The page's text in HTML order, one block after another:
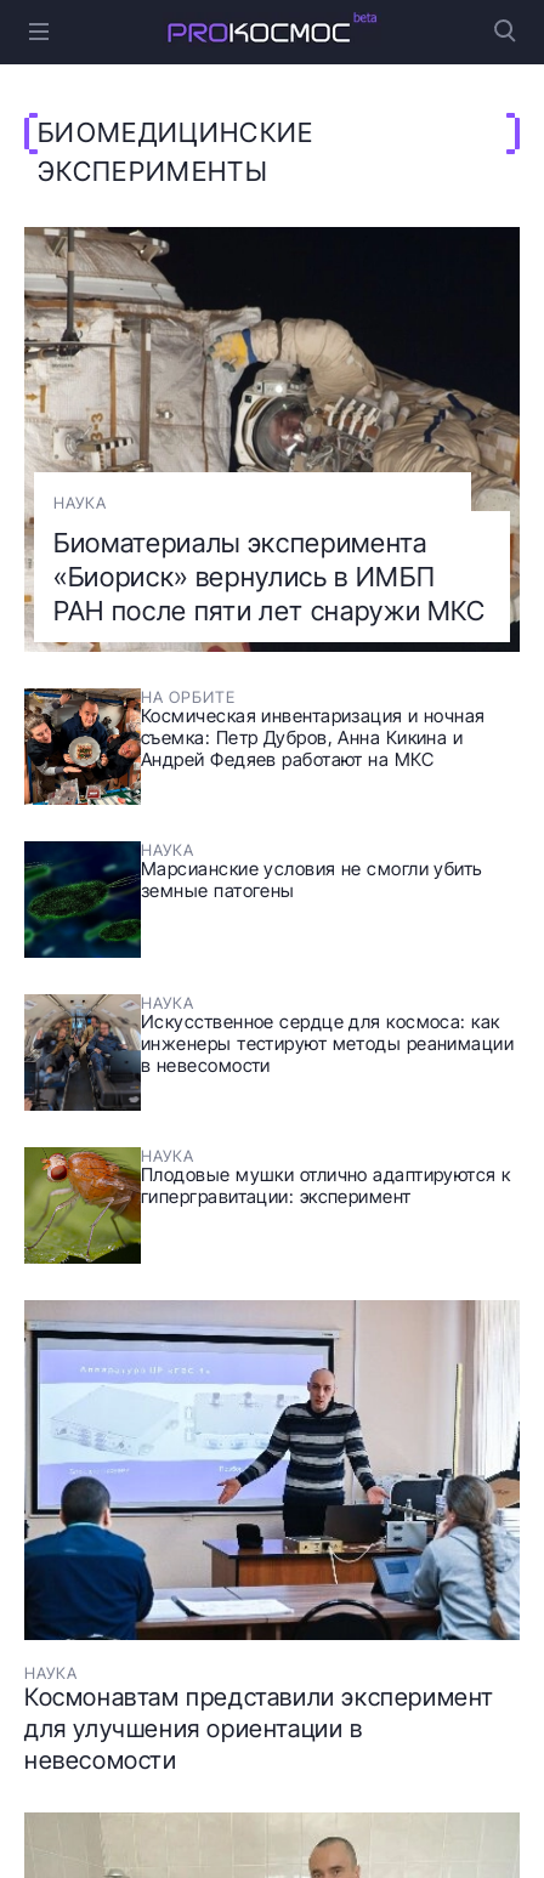
БИОМЕДИЦИНСКИЕ
ЭКСПЕРИМЕНТЫ
НАУКА
Биоматериалы эксперимента
«Биориск» вернулись в ИМБП
РАН после пяти лет снаружи МКС
НА ОРБИТЕ
Космическая инвентаризация и ночная
съемка: Петр Дубров, Анна Кикина и
Андрей Федяев работают на МКС
НАУКА
Марсианские условия не смогли убить
земные патогены
НАУКА
Искусственное сердце для космоса: как
инженеры тестируют методы реанимации
в невесомости
НАУКА
Плодовые мушки отлично адаптируются к
гипергравитации: эксперимент
НАУКА
Космонавтам представили эксперимент
для улучшения ориентации в
невесомости